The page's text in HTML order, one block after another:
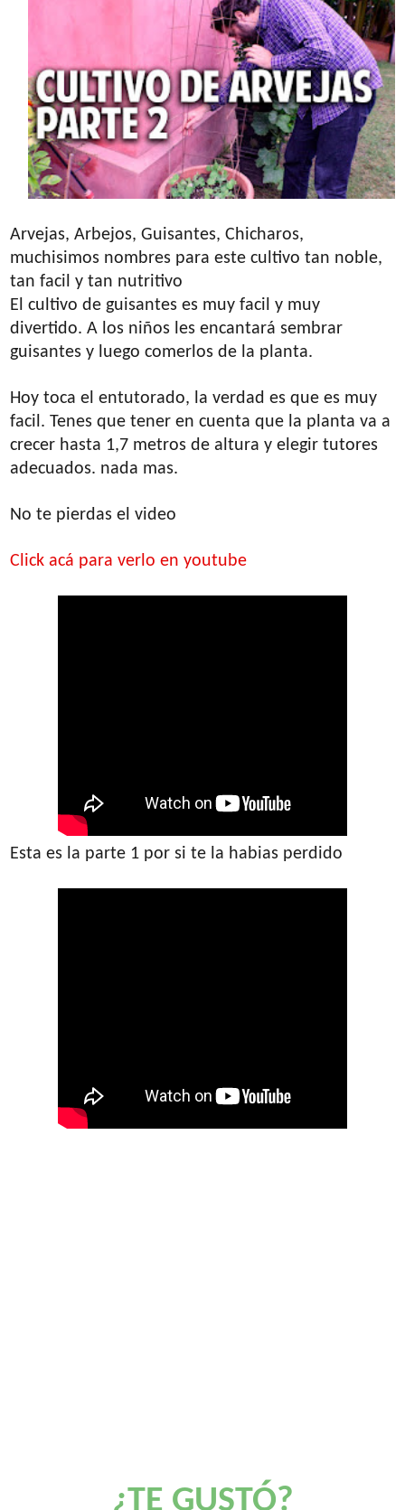
Arvejas, Arbejos, Guisantes, Chicharos,
muchisimos nombres para este cultivo tan noble,
tan facil y tan nutritivo
El cultivo de guisantes es muy facil y muy
divertido. A los niños les encantará sembrar
guisantes y luego comerlos de la planta.
Hoy toca el entutorado, la verdad es que es muy
facil. Tenes que tener en cuenta que la planta va a
crecer hasta 1,7 metros de altura y elegir tutores
adecuados. nada mas.
No te pierdas el video
Click acá para verlo en youtube
Esta es la parte 1 por si te la habias perdido
¿TE GUSTÓ?